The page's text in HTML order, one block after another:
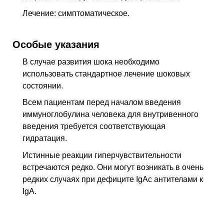
Лечение: симптоматическое.
Особые указания
В случае развития шока необходимо
использовать стандартное лечение шоковых
состоянии.
Всем пациентам перед началом введения
иммуноглобулина человека для внутривенного
введения требуется соответствующая
гидратация.
Истинные реакции гиперчувствительности
встречаются редко. Они могут возникать в очень
редких случаях при дефиците IgAс антителами к
IgA.